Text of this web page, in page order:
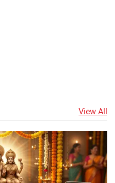
View All